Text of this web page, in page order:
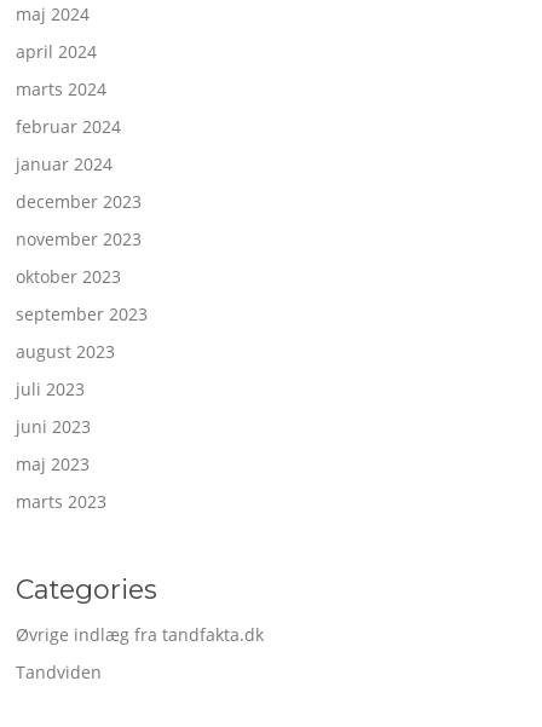
maj 2024
april 2024
marts 2024
februar 2024
januar 2024
december 2023
november 2023
oktober 2023
september 2023
august 2023
juli 2023
juni 2023
maj 2023
marts 2023
Categories
Øvrige indlæg fra tandfakta.dk
Tandviden